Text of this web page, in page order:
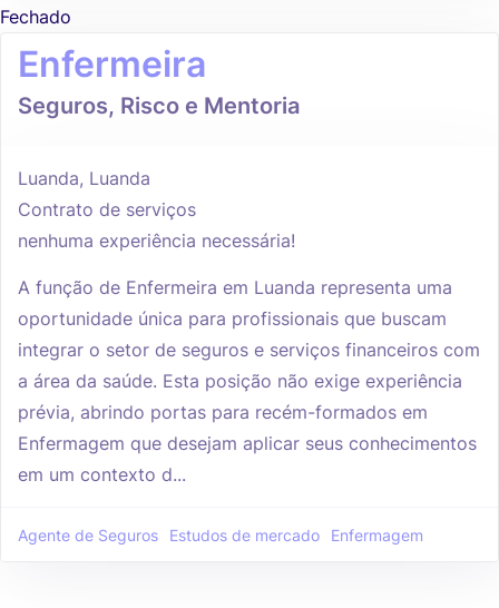
Fechado
Enfermeira
Seguros, Risco e Mentoria
Luanda, Luanda
Contrato de serviços
nenhuma experiência necessária!
A função de Enfermeira em Luanda representa uma
oportunidade única para profissionais que buscam
integrar o setor de seguros e serviços financeiros com
a área da saúde. Esta posição não exige experiência
prévia, abrindo portas para recém-formados em
Enfermagem que desejam aplicar seus conhecimentos
em um contexto d...
Agente de Seguros Estudos de mercado Enfermagem